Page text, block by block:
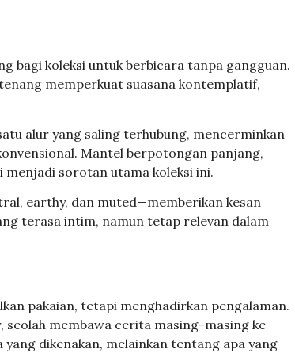
bagi koleksi untuk berbicara tanpa gangguan.
memperkuat suasana kontemplatif,
alur yang saling terhubung, mencerminkan
Mantel berpotongan panjang,
sorotan utama koleksi ini.
earthy, dan muted—memberikan kesan
terasa intim, namun tetap relevan dalam
pakaian, tetapi menghadirkan pengalaman.
membawa cerita masing-masing ke
dikenakan, melainkan tentang apa yang